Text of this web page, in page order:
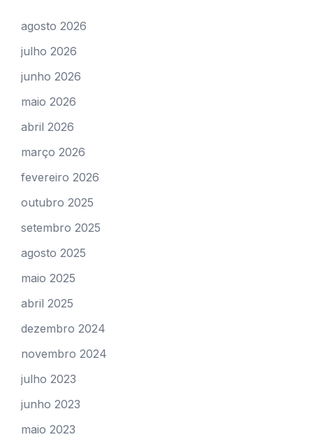
agosto 2026
julho 2026
junho 2026
maio 2026
abril 2026
março 2026
fevereiro 2026
outubro 2025
setembro 2025
agosto 2025
maio 2025
abril 2025
dezembro 2024
novembro 2024
julho 2023
junho 2023
maio 2023